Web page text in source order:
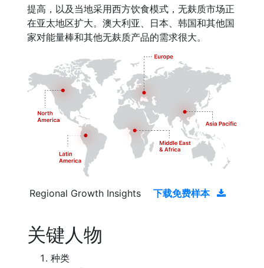
提高，以及当地采用西方饮食模式，无麸质市场正
在亚太地区扩大。澳大利亚、日本、韩国和其他国
家对能量棒和其他无麸质产品的需求很大。
Regional Growth Insights 下载免费样本
关键人物
种类